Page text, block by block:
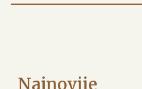
Najnovije